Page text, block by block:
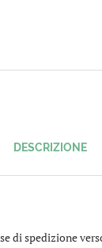
DESCRIZIONE
di spedizione